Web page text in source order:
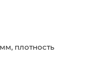
плотность